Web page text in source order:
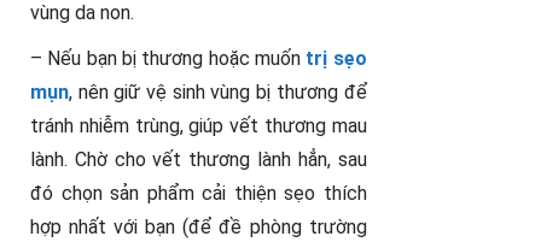
vùng da non.
– Nếu bạn bị thương hoặc muốntrị sẹo
mụn, nên giữ vệ sinh vùng bị thương để
tránh nhiễm trùng, giúp vết thương mau
lành. Chờ cho vết thương lành hẳn, sau
đó chọn sản phẩm cải thiện sẹo thích
hợp nhất với bạn (để đề phòng trường